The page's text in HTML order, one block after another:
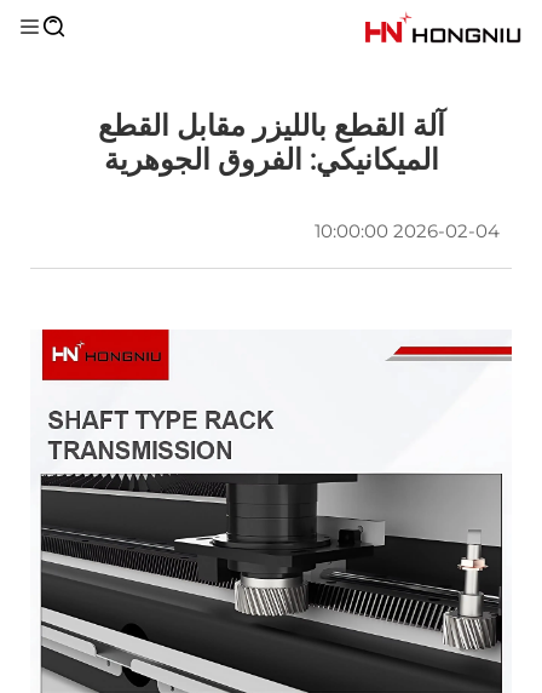
آلة القطع بالليزر مقابل القطع
الميكانيكي: الفروق الجوهرية
2026-02-04 10:00:00